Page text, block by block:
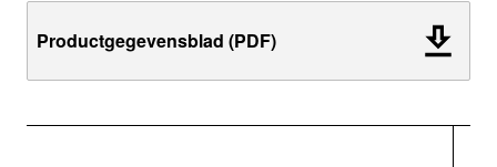
Productgegevensblad (PDF)